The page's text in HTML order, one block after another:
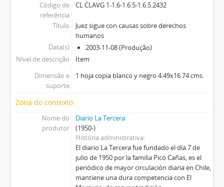
Código de
referência
CL CLAVG 1-1.6-1.6.5-1.6.5.2432
Título
Juez sigue con causas sobre derechos
humanos
Data(s)
2003-11-08 (Produção)
Nível de descrição
Item
Dimensão e
suporte
1 hoja copia blanco y negro 4.49x16.74 cms.
Zona do contexto
Nome do
produtor
Diario La Tercera
(1950-)
História administrativa
El diario La Tercera fue fundado el día 7 de
julio de 1950 por la familia Picó Cañas, es el
periódico de mayor circulación diaria en Chile,
mantiene una dura competencia con El